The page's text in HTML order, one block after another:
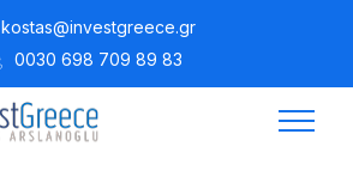
kostas@investgreece.gr
0030 698 709 89 83